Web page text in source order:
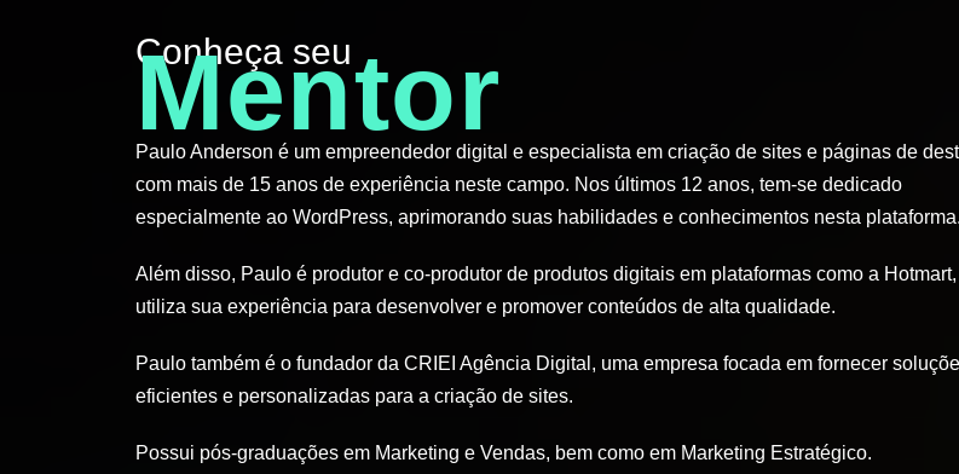
Conheça seu
Mentor
Paulo Anderson é um empreendedor digital e especialista em criação de sites e páginas de
com mais de 15 anos de experiência neste campo. Nos últimos 12 anos, tem-se dedicado
especialmente ao WordPress, aprimorando suas habilidades e conhecimentos nesta plataforma.
Além disso, Paulo é produtor e co-produtor de produtos digitais em plataformas como a
utiliza sua experiência para desenvolver e promover conteúdos de alta qualidade.
Paulo também é o fundador da CRIEI Agência Digital, uma empresa focada em fornecer
eficientes e personalizadas para a criação de sites.
Possui pós-graduações em Marketing e Vendas, bem como em Marketing Estratégico.